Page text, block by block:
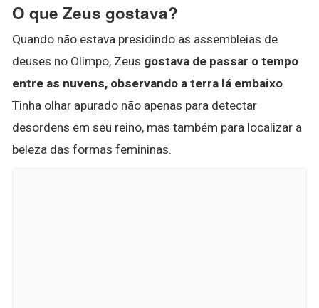
O que Zeus gostava?
Quando não estava presidindo as assembleias de
deuses no Olimpo, Zeus gostava de passar o tempo
entre as nuvens, observando a terra lá embaixo.
Tinha olhar apurado não apenas para detectar
desordens em seu reino, mas também para localizar a
beleza das formas femininas.